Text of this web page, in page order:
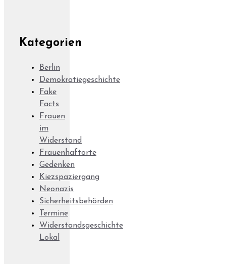
Kategorien
Berlin
Demokratiegeschichte
Fake
Facts
Frauen
im
Widerstand
Frauenhaftorte
Gedenken
Kiezspaziergang
Neonazis
Sicherheitsbehörden
Termine
Widerstandsgeschichte
Lokal